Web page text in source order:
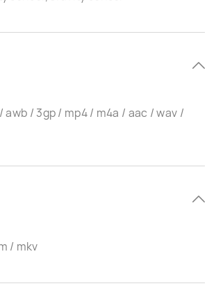
awb / 3gp / mp4 / m4a / aac / wav /
/ mkv